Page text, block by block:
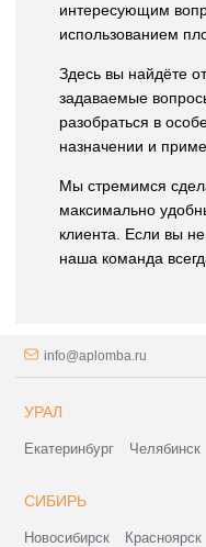
интересующим
использованием
Здесь вы найдёте
задаваемые
разобраться в
назначении и
Мы стремимся
максимально
клиента. Если вы
наша команда
info@aplomba.ru
УРАЛ
Екатеринбург Челябинск
СИБИРЬ
Новосибирск Красноярск